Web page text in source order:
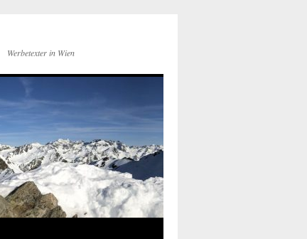
Werbetexter in Wien